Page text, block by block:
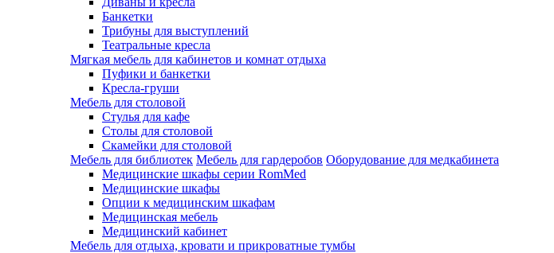
Банкетки
Трибуны для выступлений
Театральные кресла
Мягкая мебель для кабинетов и комнат отдыха
Пуфики и банкетки
Кресла-груши
Мебель для столовой
Cтулья для кафе
Cтолы для столовой
Скамейки для столовой
Мебель для библиотек Мебель для гардеробов Оборудование для медкабинета
Медицинские шкафы серии RomMed
Медицинские шкафы
Опции к медицинским шкафам
Медицинская мебель
Медицинский кабинет
Мебель для отдыха, кровати и прикроватные тумбы